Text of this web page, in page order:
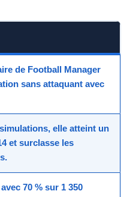
de Football Manager
sans attaquant avec
, elle atteint un
et surclasse les
.
70 % sur 1 350